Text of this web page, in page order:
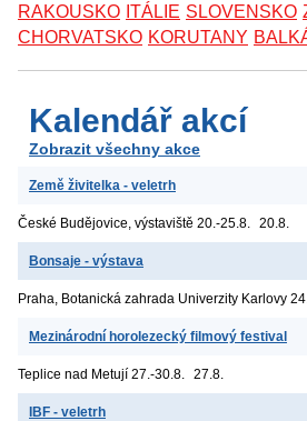
RAKOUSKO ITÁLIE SLOVENSKO
CHORVATSKO KORUTANY
Kalendář akcí
Zobrazit všechny akce
Země živitelka - veletrh
České Budějovice, výstaviště 20.-25.8. 20.8.
Bonsaje - výstava
Praha, Botanická zahrada Univerzity Karlovy
Mezinárodní horolezecký filmový festival
Teplice nad Metují 27.-30.8. 27.8.
IBF - veletrh